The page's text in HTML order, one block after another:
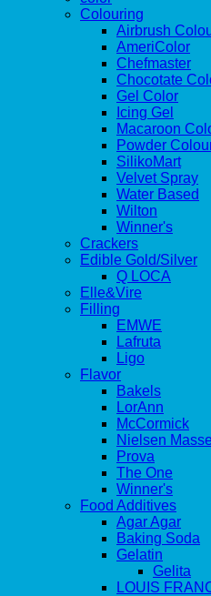
Colouring
Airbrush
AmeriColor
Chefmaster
Chocotate
Gel Color
Icing Gel
Macaroon
Powder
SilikoMart
Velvet Spray
Water Based
Wilton
Winner's
Crackers
Edible Gold/Silver
Q LOCA
Elle&Vire
Filling
EMWE
Lafruta
Ligo
Flavor
Bakels
LorAnn
McCormick
Nielsen
Prova
The One
Winner's
Food Additives
Agar Agar
Baking Soda
Gelatin
Gelita
LOUIS